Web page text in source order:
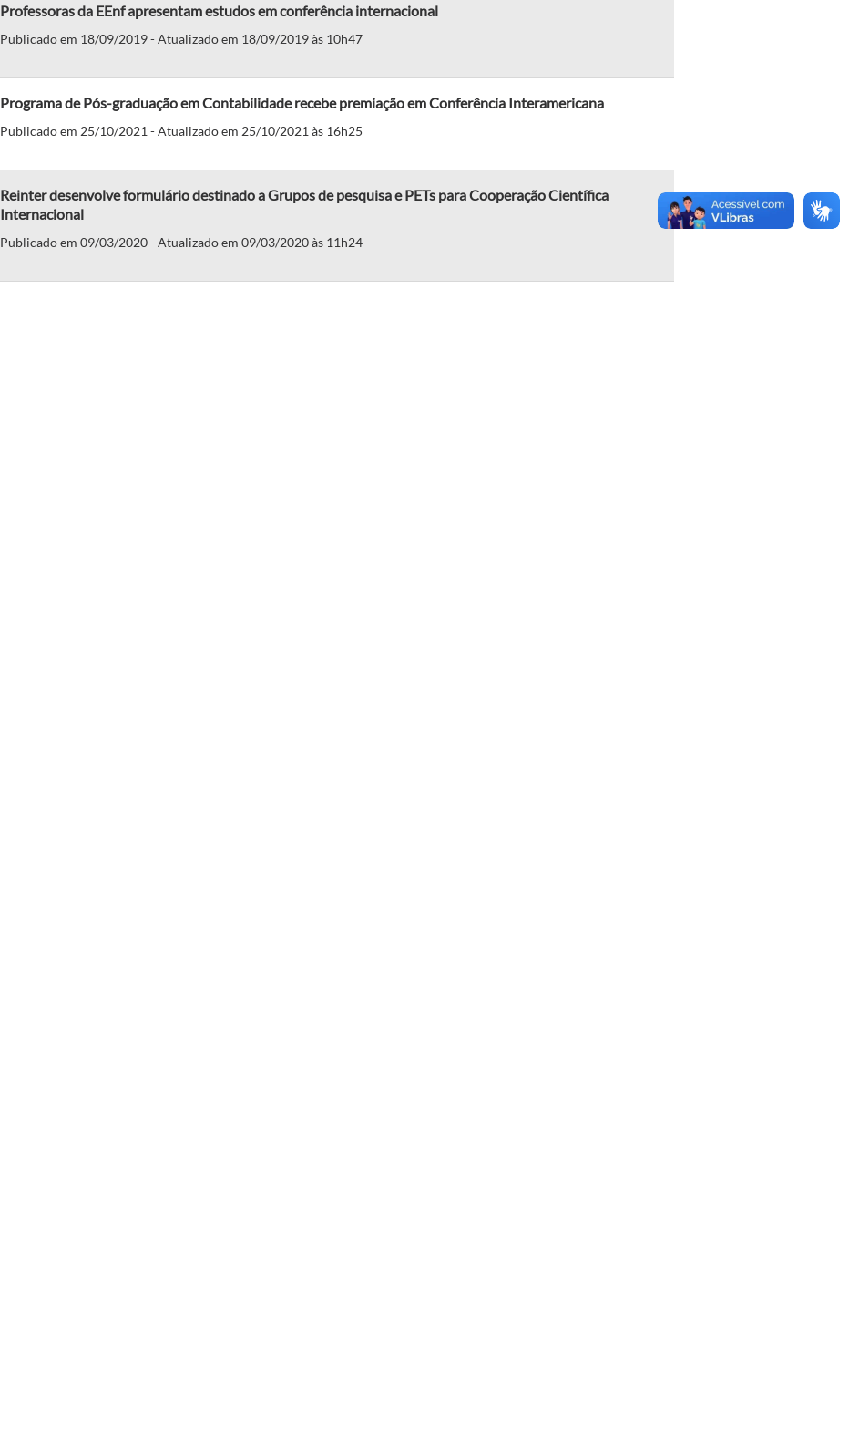
Professoras da EEnf apresentam estudos em conferência internacional
Publicado em 18/09/2019 - Atualizado em 18/09/2019 às 10h47
Programa de Pós-graduação em Contabilidade recebe premiação em Conferência Interamericana
Publicado em 25/10/2021 - Atualizado em 25/10/2021 às 16h25
Reinter desenvolve formulário destinado a Grupos de pesquisa e PETs para Cooperação Científica
Internacional
Publicado em 09/03/2020 - Atualizado em 09/03/2020 às 11h24